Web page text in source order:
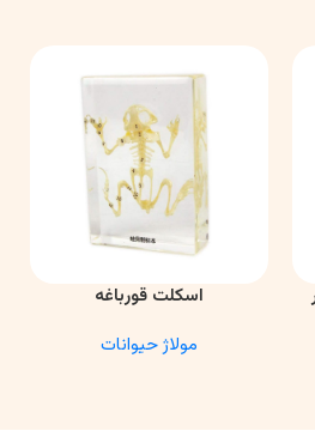
اطلاعات بیشتراسکلت قورباغه
مولاژ حیوانات